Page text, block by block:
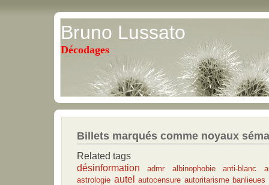
Bruno Lussato
Décodages
Billets marqués comme noyaux
Related tags
désinformation admr albinophobie anti-blanc
astrologie autel autocensure autoritarisme banlieues